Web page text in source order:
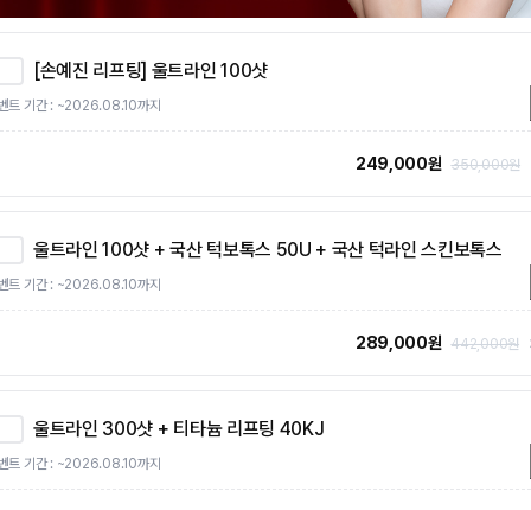
[손예진 리프팅] 울트라인 100샷
트 기간 : ~2026.08.10까지
249,000원 350,000원
울트라인 100샷 + 국산 턱보톡스 50U + 국산 턱라인 스킨보톡스
트 기간 : ~2026.08.10까지
289,000원 442,000원
울트라인 300샷 + 티타늄 리프팅 40KJ
트 기간 : ~2026.08.10까지